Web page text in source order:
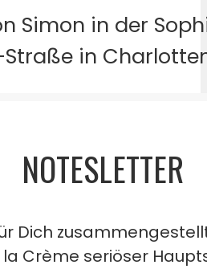
Simon in der
in
NOTESLETTER
Dich
la Crème seriöser